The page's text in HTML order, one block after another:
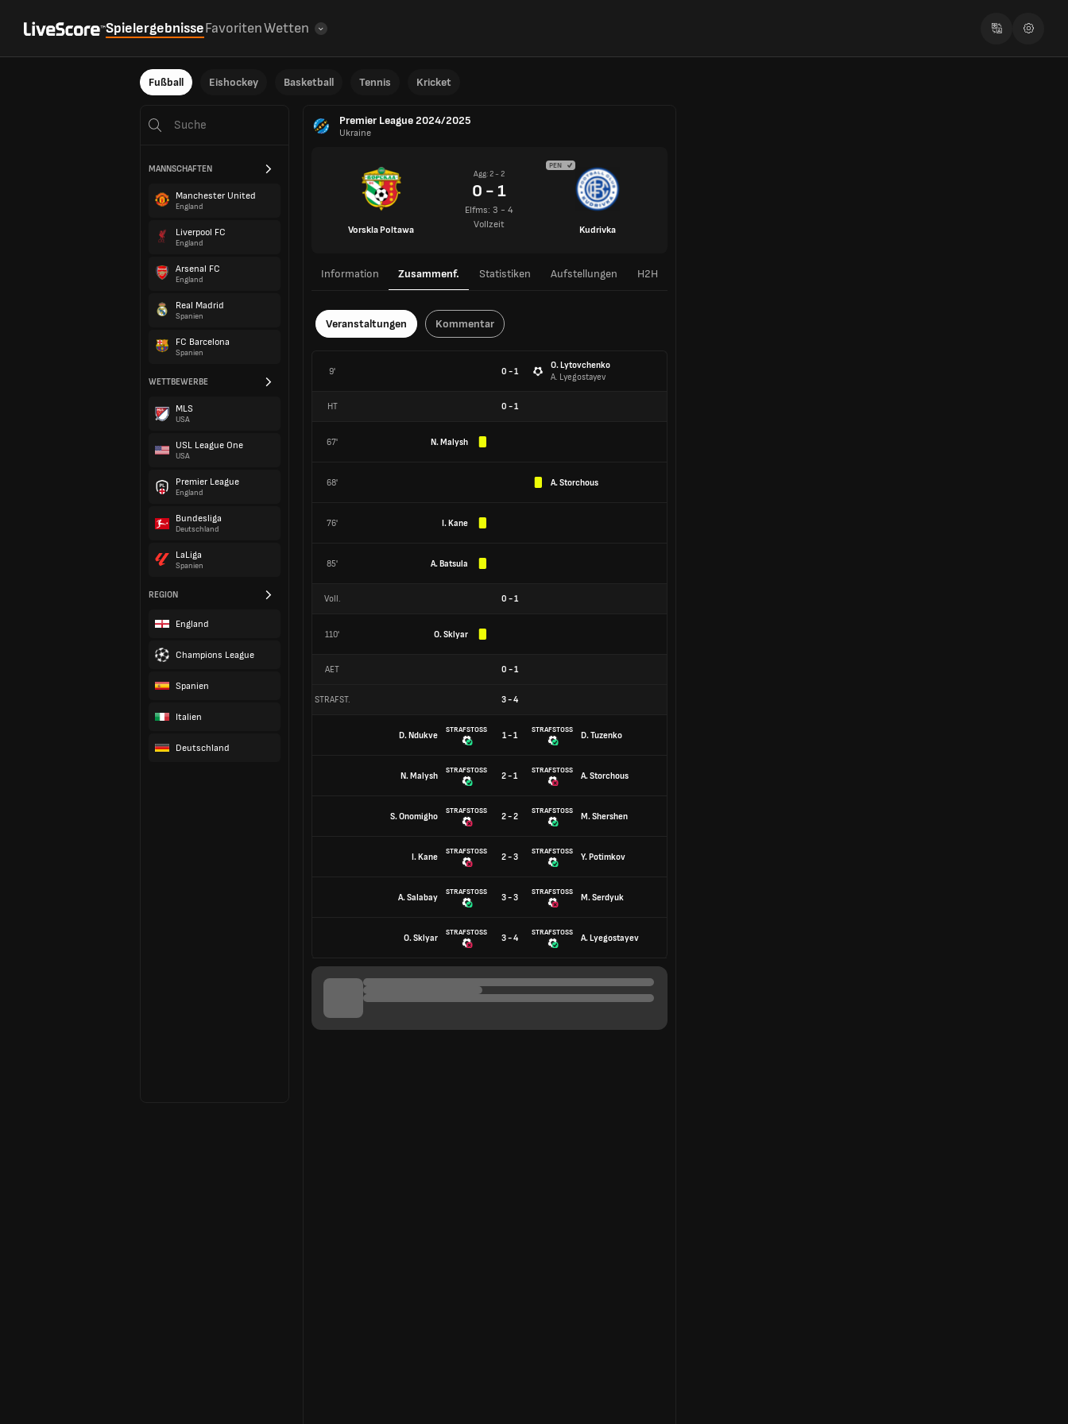
SpielergebnisseFavoritenWetten
Fußball Eishockey Basketball Tennis Kricket
MANNSCHAFTEN
Manchester United
England
Liverpool FC
England
Arsenal FC
England
Real Madrid
Spanien
FC Barcelona
Spanien
WETTBEWERBE
MLS
USA
USL League One
USA
Premier League
England
Bundesliga
Deutschland
LaLiga
Spanien
REGION
England
Champions League
Spanien
Italien
Deutschland
Premier League 2024/2025
Ukraine
Vorskla Poltawa
Agg: 2 - 2
0 - 1
Elfms: 3 - 4
Vollzeit
PEN
Kudrivka
Information Zusammenf. Statistiken Aufstellungen H2H
Veranstaltungen Kommentar
9' 0 - 1
O. Lytovchenko
A. Lyegostayev
HT 0 -1
67' N. Malysh
68' A. Storchous
76' I. Kane
85' A. Batsula
Voll. 0 -1
110' O. Sklyar
AET 0 -1
STRAFST. 3-4
D. Ndukve
STRAFSTOSS
1 - 1
STRAFSTOSS
D. Tuzenko
N. Malysh
STRAFSTOSS
2 - 1
STRAFSTOSS
A. Storchous
S. Onomigho
STRAFSTOSS
2 - 2
STRAFSTOSS
M. Shershen
I. Kane
STRAFSTOSS
2 - 3
STRAFSTOSS
Y. Potimkov
A. Salabay
STRAFSTOSS
3 - 3
STRAFSTOSS
M. Serdyuk
O. Sklyar
STRAFSTOSS
3 - 4
STRAFSTOSS
A. Lyegostayev